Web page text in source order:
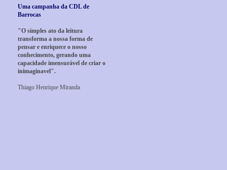
Uma campanha da CDL de
Barrocas
"O simples ato da leitura
transforma a nossa forma de
pensar e enriquece o nosso
conhecimento, gerando uma
capacidade imensurável de criar o
inimaginavel".
Thiago Henrique Miranda